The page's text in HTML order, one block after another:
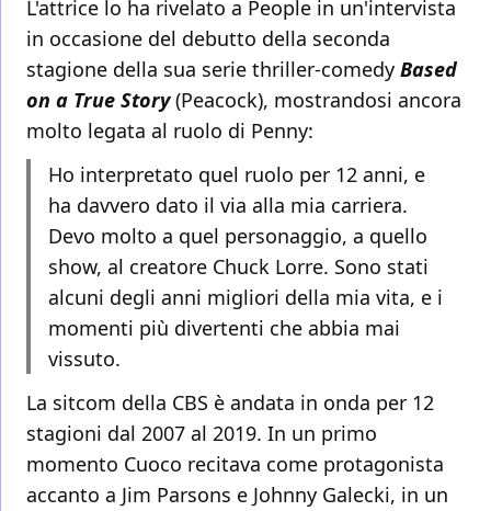
L'attrice lo ha rivelato a People in un'intervista
in occasione del debutto della seconda
stagione della sua serie thriller-comedy Based
on a True Story(Peacock), mostrandosi ancora
molto legata al ruolo di Penny:
Ho interpretato quel ruolo per 12 anni, e
ha davvero dato il via alla mia carriera.
Devo molto a quel personaggio, a quello
show, al creatore Chuck Lorre. Sono stati
alcuni degli anni migliori della mia vita, e i
momenti più divertenti che abbia mai
vissuto.
La sitcom della CBS è andata in onda per 12
stagioni dal 2007 al 2019. In un primo
momento Cuoco recitava come protagonista
accanto a Jim Parsons e Johnny Galecki, in un